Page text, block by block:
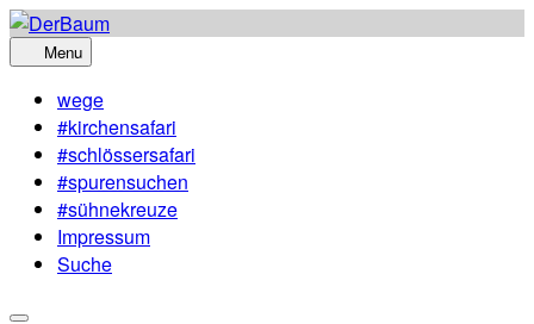
Skip
to
Menu
wege
#kirchensafari
#schlössersafari
#spurensuchen
#sühnekreuze
Impressum
Suche